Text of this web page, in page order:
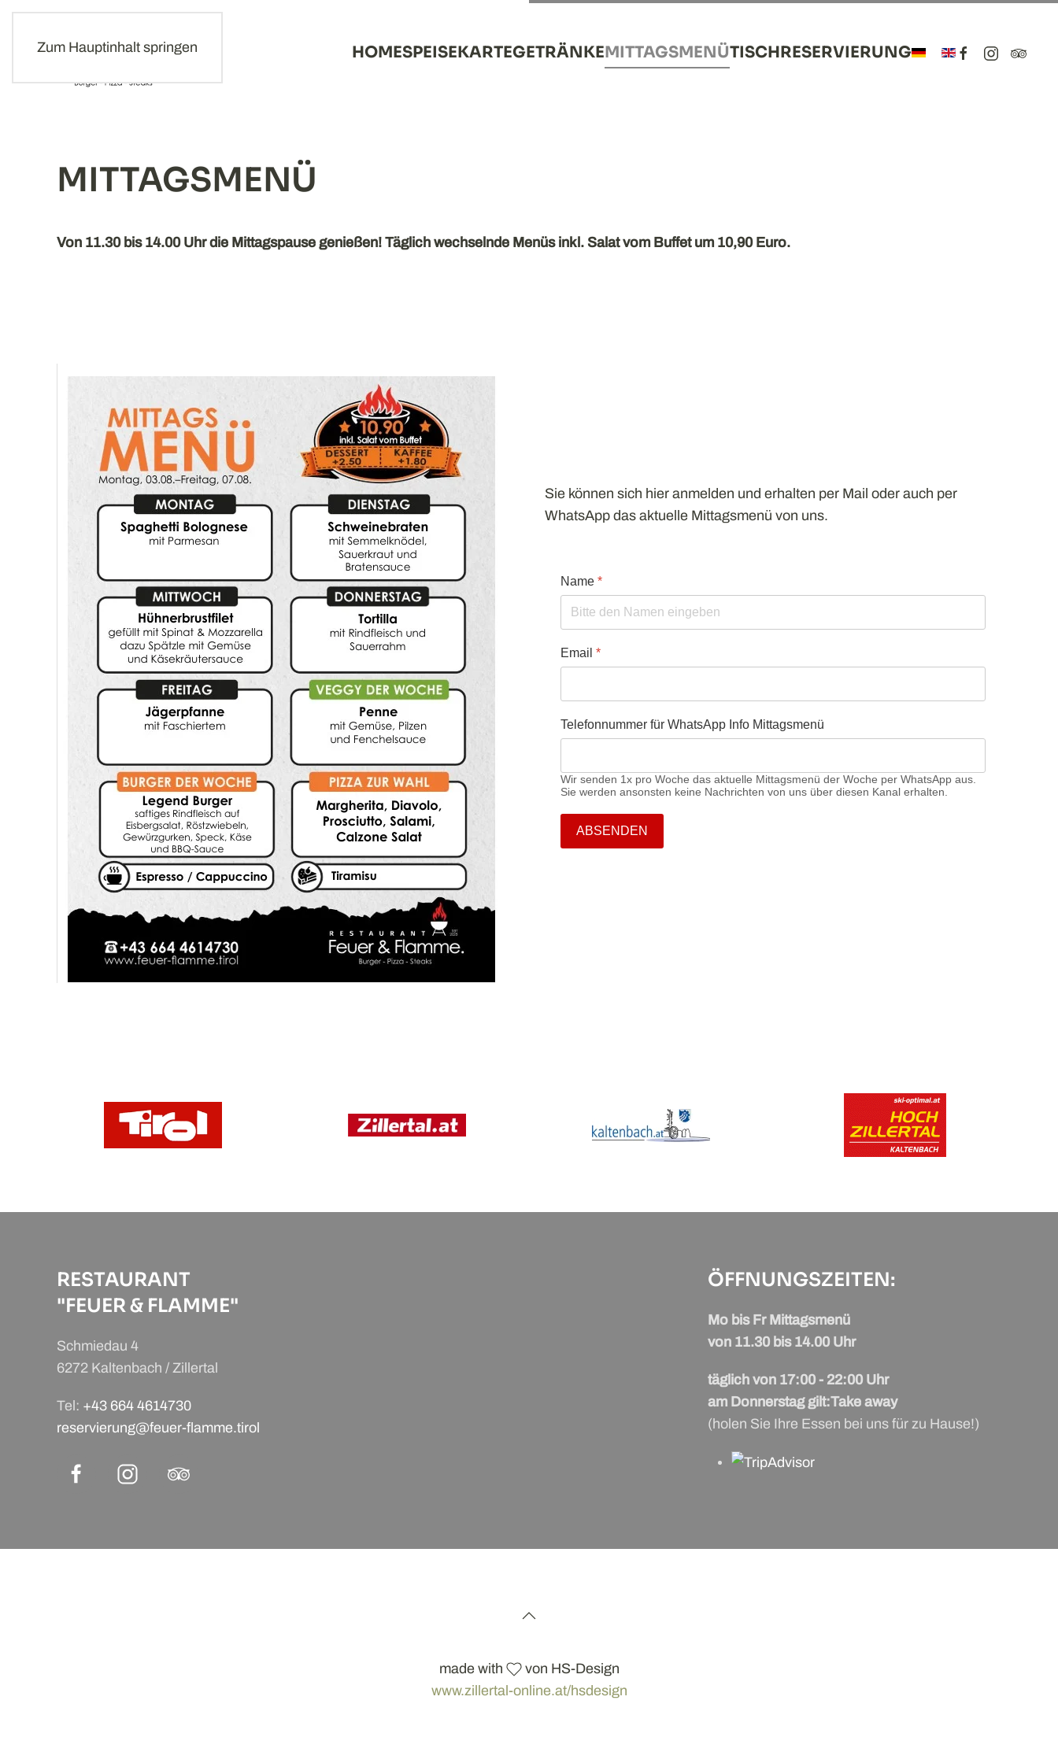
Zum Hauptinhalt springen HOMESPEISEKARTEGETRÄNKEMITTAGSMENÜTISCHRESERVIERUNG
MITTAGSMENÜ
Von 11.30 bis 14.00 Uhr die Mittagspause genießen! Täglich wechselnde Menüs inkl. Salat vom Buffet um 10,90 Euro.
Sie können sich hier anmelden und erhalten per Mail oder auch per
WhatsApp das aktuelle Mittagsmenü von uns.
Name *
Email *
Telefonnummer für WhatsApp Info Mittagsmenü
Wir senden 1x pro Woche das aktuelle Mittagsmenü der Woche per WhatsApp aus.
Sie werden ansonsten keine Nachrichten von uns über diesen Kanal erhalten.
ABSENDEN
RESTAURANT
"FEUER & FLAMME"
Schmiedau 4
6272 Kaltenbach / Zillertal
Tel: +43 664 4614730
reservierung@feuer-flamme.tirol
ÖFFNUNGSZEITEN:
Mo bis Fr Mittagsmenü
von 11.30 bis 14.00 Uhr
täglich von 17:00 - 22:00 Uhr
am Donnerstag gilt:Take away
(holen Sie Ihre Essen bei uns für zu Hause!)
made with
von HS-Design
www.zillertal-online.at/hsdesign